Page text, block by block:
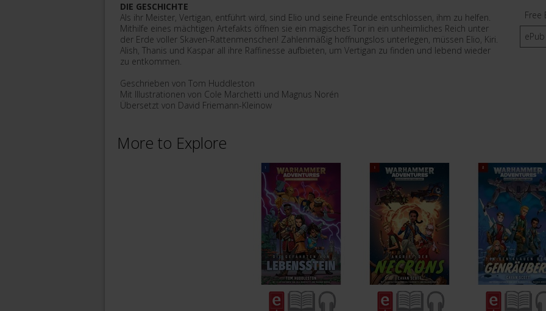
DIE GESCHICHTE
Als ihr Meister, Vertigan, entführt wird, sind Elio und seine Freunde entschlossen, ihm zu helfen.
Mithilfe eines mächtigen Artefakts öffnen sie ein magisches Tor in ein unheimliches Reich unter
der Erde voller Skaven-Rattenmenschen! Zahlenmäßig hoffnungslos unterlegen, müssen Elio, Kiri.
Alish, Thanis und Kaspar all ihre Raffinesse aufbieten, um Vertigan zu finden und lebend wieder
zu entkommen.
Geschrieben von Tom Huddleston
Mit Illustrationen von Cole Marchetti und Magnus Norén
Übersetzt von David Friemann-Kleinow
Free
ePub
More to Explore